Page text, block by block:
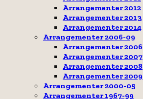
Arrangementer 2012
Arrangementer 2013
Arrangementer 2014
Arrangementer 2006-09
Arrangementer 2006
Arrangementer 2007
Arrangementer 2008
Arrangementer 2009
Arrangementer 2000-05
Arrangementer 1967-99